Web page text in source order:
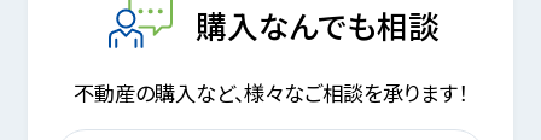
購入なんでも相談
不動産の購入など、様々なご相談を承ります！